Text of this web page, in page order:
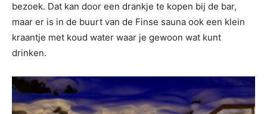
bezoek. Dat kan door een drankje te kopen bij de bar,
maar er is in de buurt van de Finse sauna ook een klein
kraantje met koud water waar je gewoon wat kunt
drinken.